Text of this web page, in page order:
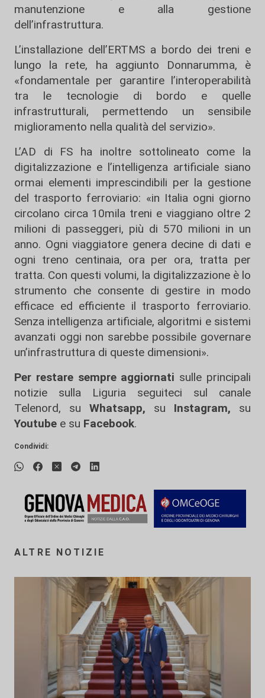
manutenzione e alla gestione
dell’infrastruttura.
L’installazione dell’ERTMS a bordo dei treni e
lungo la rete, ha aggiunto Donnarumma, è
«fondamentale per garantire l’interoperabilità
tra le tecnologie di bordo e quelle
infrastrutturali, permettendo un sensibile
miglioramento nella qualità del servizio».
L’AD di FS ha inoltre sottolineato come la
digitalizzazione e l’intelligenza artificiale siano
ormai elementi imprescindibili per la gestione
del trasporto ferroviario: «in Italia ogni giorno
circolano circa 10mila treni e viaggiano oltre 2
milioni di passeggeri, più di 570 milioni in un
anno. Ogni viaggiatore genera decine di dati e
ogni treno centinaia, ora per ora, tratta per
tratta. Con questi volumi, la digitalizzazione è lo
strumento che consente di gestire in modo
efficace ed efficiente il trasporto ferroviario.
Senza intelligenza artificiale, algoritmi e sistemi
avanzati oggi non sarebbe possibile governare
un’infrastruttura di queste dimensioni».
Per restare sempre aggiornati sulle principali
notizie sulla Liguria seguiteci sul canale
Telenord, su
Whatsapp, su Instagram, su
Youtube e su Facebook.
Condividi:
ALTRE NOTIZIE